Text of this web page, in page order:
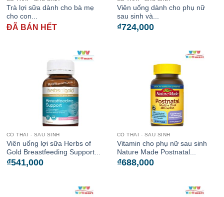
Trà lợi sữa dành cho bà mẹ
cho con...
ĐÃ BÁN HẾT
Viên uống dành cho phụ nữ
sau sinh và...
₫724,000
CÓ THAI - SAU SINH
Viên uống lợi sữa Herbs of
Gold Breastfeeding Support...
₫541,000
CÓ THAI - SAU SINH
Vitamin cho phụ nữ sau sinh
Nature Made Postnatal...
₫688,000